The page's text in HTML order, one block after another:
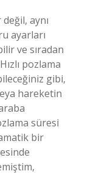
aynı
ayarları
ve sıradan
pozlama
gibi,
hareketin
süresi
bir